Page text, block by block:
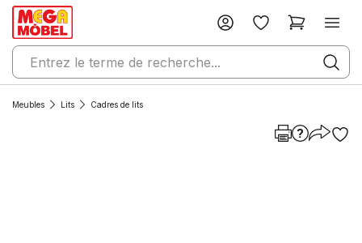
Meubles Lits Cadres de lits